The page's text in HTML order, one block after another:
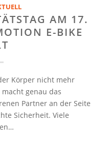
AM 17.
E-BIKE
Körper nicht mehr
genau das
Partner an der Seite
Sicherheit. Viele